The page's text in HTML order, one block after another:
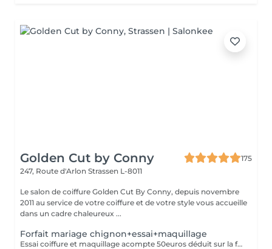
Golden Cut by Conny
175
247, Route d'Arlon Strassen L-8011
Le salon de coiffure Golden Cut By Conny, depuis novembre
2011 au service de votre coiffure et de votre style vous accueille
dans un cadre chaleureux ...
Forfait mariage chignon+essai+maquillage
Essai coiffure et maquillage acompte 50euros déduit sur la facture finale